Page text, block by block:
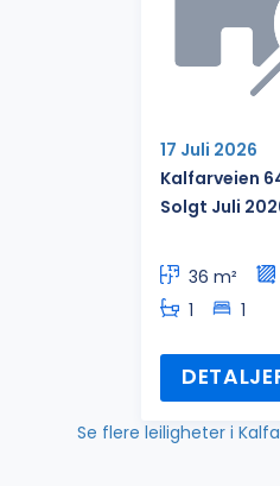
17 Juli 2026
Kalfarveien
Solgt Juli
36 m²
1
1
Se flere leiligheter i